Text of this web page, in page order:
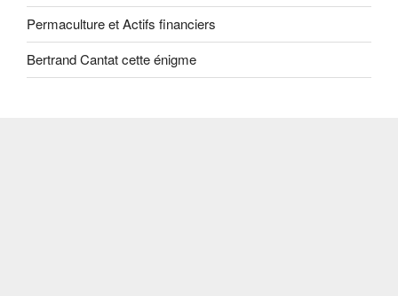
Permaculture et Actifs financiers
Bertrand Cantat cette énigme